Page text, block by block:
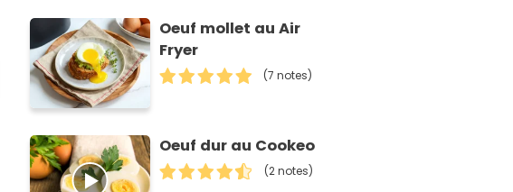
Oeuf mollet au Air
Fryer
(7 notes)
Oeuf dur au Cookeo
(2 notes)